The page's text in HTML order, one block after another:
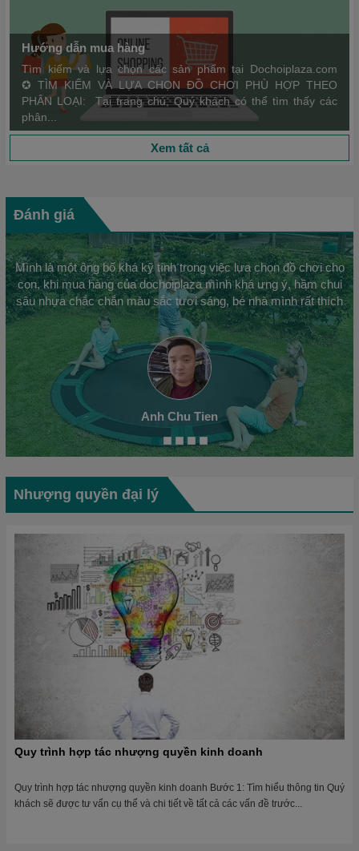
Hướng dẫn mua hàng
Tìm kiếm và lựa chọn các sản phẩm tại Dochoiplaza.com
✪ TÌM KIẾM VÀ LỰA CHỌN ĐỒ CHƠI PHÙ HỢP THEO
PHÂN LOẠI: Tại trang chủ, Quý khách có thể tìm thấy các
phân...
Xem tất cả
Đánh giá
Mình là một ông bố khá kỹ tính trong việc lựa chọn đồ chơi cho
con, khi mua hàng của dochoiplaza mình khá ưng ý, hầm chui
sâu nhựa chắc chắn màu sắc tươi sáng, bé nhà mình rất thích
Anh Chu Tien
Nhượng quyền đại lý
Quy trình hợp tác nhượng quyền kinh doanh
Quy trình hợp tác nhượng quyền kinh doanh Bước 1: Tìm hiểu thông tin Quý
khách sẽ được tư vấn cụ thể và chi tiết về tất cả các vấn đề trước...